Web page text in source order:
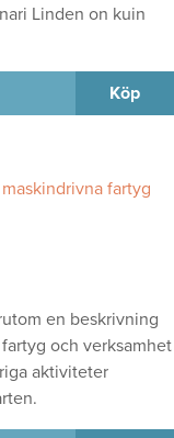
Linden on kuin
Köp
fartyg
en beskrivning
och verksamhet
aktiviteter